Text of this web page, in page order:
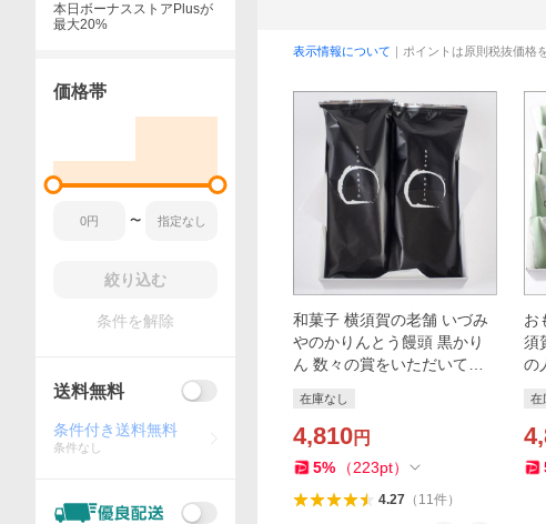
表示情報について ｜ポイントは原則税抜価
和菓子 横須賀の老舗 いづみ
やのかりんとう饅頭 黒かり
ん 数々の賞をいただいてま
在庫なし
4,810円
5% （223pt）
4.27（ 11件）
お
須
の
在
本日ボーナスストアPlusが
最大20%
価格帯
〜
絞り込む
条件を解除
送料無料
条件付き送料無料
条件なし